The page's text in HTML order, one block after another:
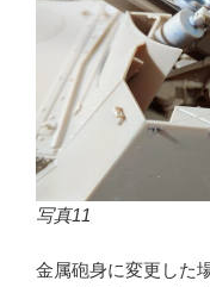
写真11
金属砲身に変更した